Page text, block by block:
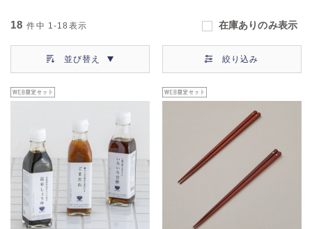
18 件中 1-18 表示 在庫ありのみ表示
並び替え 絞り込み